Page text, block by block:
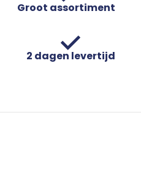
Groot assortiment
2 dagen levertijd